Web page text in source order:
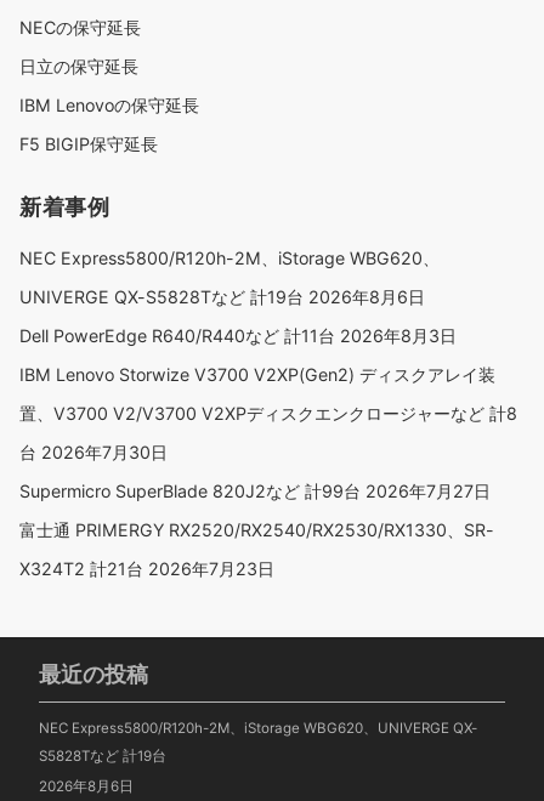
NECの保守延長
日立の保守延長
IBM Lenovoの保守延長
F5 BIGIP保守延長
新着事例
NEC Express5800/R120h-2M、iStorage WBG620、
UNIVERGE QX-S5828Tなど 計19台 2026年8月6日
Dell PowerEdge R640/R440など 計11台 2026年8月3日
IBM Lenovo Storwize V3700 V2XP(Gen2) ディスクアレイ装
置、V3700 V2/V3700 V2XPディスクエンクロージャーなど 計8
台 2026年7月30日
Supermicro SuperBlade 820J2など 計99台 2026年7月27日
富士通 PRIMERGY RX2520/RX2540/RX2530/RX1330、SR-
X324T2 計21台 2026年7月23日
最近の投稿
NEC Express5800/R120h-2M、iStorage WBG620、UNIVERGE QX-
S5828Tなど 計19台
2026年8月6日